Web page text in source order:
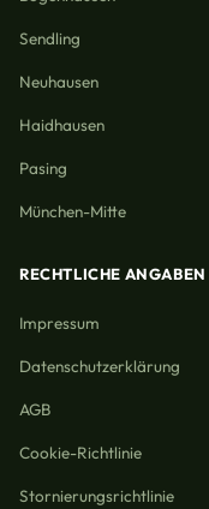
Sendling
Neuhausen
Haidhausen
Pasing
München-Mitte
RECHTLICHE ANGABEN
Impressum
Datenschutzerklärung
AGB
Cookie-Richtlinie
Stornierungsrichtlinie